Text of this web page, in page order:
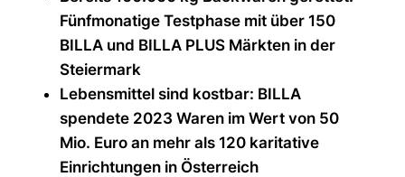
Fünfmonatige Testphase mit über 150
BILLA und BILLA PLUS Märkten in der
Steiermark
Lebensmittel sind kostbar: BILLA
spendete 2023 Waren im Wert von 50
Mio. Euro an mehr als 120 karitative
Einrichtungen in Österreich